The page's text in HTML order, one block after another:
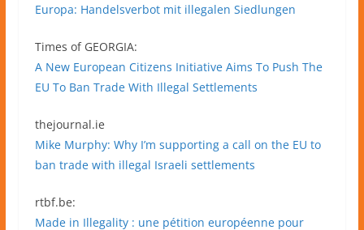
Europa: Handelsverbot mit illegalen Siedlungen
Times of GEORGIA:
A New European Citizens Initiative Aims To Push The
EU To Ban Trade With Illegal Settlements
thejournal.ie
Mike Murphy: Why I’m supporting a call on the EU to
ban trade with illegal Israeli settlements
rtbf.be:
Made in Illegality : une pétition européenne pour